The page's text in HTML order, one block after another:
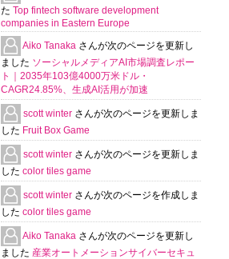
た Top fintech software development
companies in Eastern Europe
Aiko Tanaka さんが次のページを更新し
ました ソーシャルメディアAI市場調査レポー
ト｜2035年103億4000万米ドル・
CAGR24.85%、生成AI活用が加速
scott winter さんが次のページを更新しま
した Fruit Box Game
scott winter さんが次のページを更新しま
した color tiles game
scott winter さんが次のページを作成しま
した color tiles game
Aiko Tanaka さんが次のページを更新し
ました 産業オートメーションサイバーセキュ